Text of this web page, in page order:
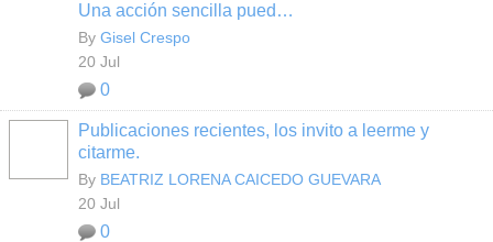
Una acción sencilla pued…
By Gisel Crespo
20 Jul
0
Publicaciones recientes, los invito a leerme y
citarme.
By BEATRIZ LORENA CAICEDO GUEVARA
20 Jul
0